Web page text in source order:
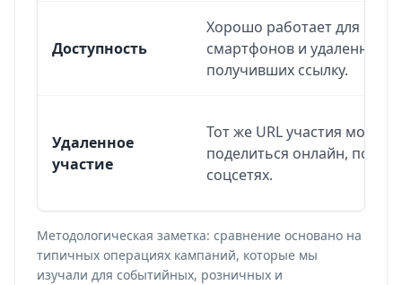
Доступность
Хорошо работает для
смартфонов и удаленных
получивших ссылку.
Удаленное
участие
Тот же URL участия можно
поделиться онлайн, по
соцсетях.
Методологическая заметка: сравнение основано на
типичных операциях кампаний, которые мы
изучали для событийных, розничных и